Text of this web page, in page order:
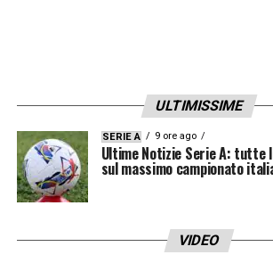
ULTIMISSIME
SERIE A 9 ore ago
Ultime Notizie Serie A: tutte
sul massimo campionato
VIDEO